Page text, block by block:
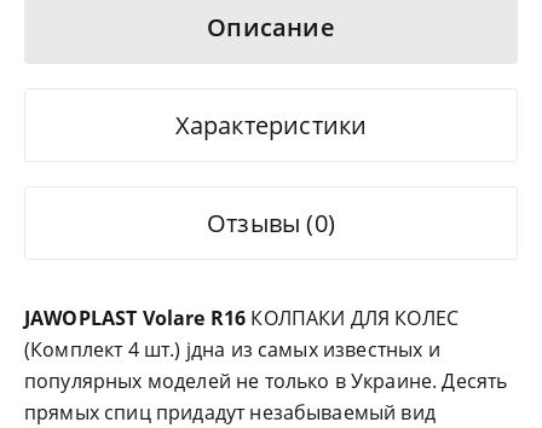
Описание
Характеристики
Отзывы (0)
JAWOPLAST Volare R16 КОЛПАКИ ДЛЯ КОЛЕС
(Комплект 4 шт.) jдна из самых известных и
популярных моделей не только в Украине. Десять
прямых спиц придадут незабываемый вид